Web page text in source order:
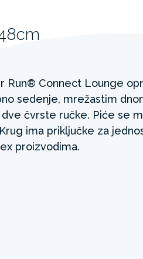
Run® Connect Lounge
sedenje, mrežastim
čvrste ručke. Piće se
ima priključke za
proizvodima.